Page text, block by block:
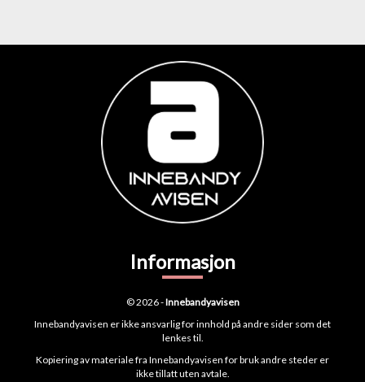
Informasjon
© 2026 -Innebandyavisen
Innebandyavisen er ikke ansvarlig for innhold på andre sider som det
lenkes til.
Kopiering av materiale fra Innebandyavisen for bruk andre steder er
ikke tillatt uten avtale.